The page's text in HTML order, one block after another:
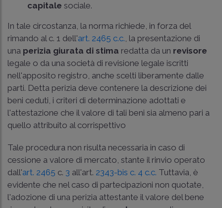
capitale sociale.
In tale circostanza, la norma richiede, in forza del
rimando al c. 1 dell'art. 2465 c.c. , la presentazione di
una perizia giurata di stima redatta da un revisore
legale o da una società di revisione legale iscritti
nell'apposito registro, anche scelti liberamente dalle
parti. Detta perizia deve contenere la descrizione dei
beni ceduti, i criteri di determinazione adottati e
l'attestazione che il valore di tali beni sia almeno pari a
quello attribuito al corrispettivo
Tale procedura non risulta necessaria in caso di
cessione a valore di mercato, stante il rinvio operato
dall'art. 2465 c. 3 all'art. 2343-bis c. 4 c.c. Tuttavia, è
evidente che nel caso di partecipazioni non quotate,
l'adozione di una perizia attestante il valore del bene